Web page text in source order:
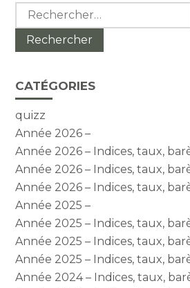
Rechercher :
CATÉGORIES
quizz
Année 2026 –
Année 2026 – Indices, taux,
Année 2026 – Indices, taux,
Année 2026 – Indices, taux,
Année 2025 –
Année 2025 – Indices, taux,
Année 2025 – Indices, taux,
Année 2025 – Indices, taux,
Année 2024 – Indices, taux,